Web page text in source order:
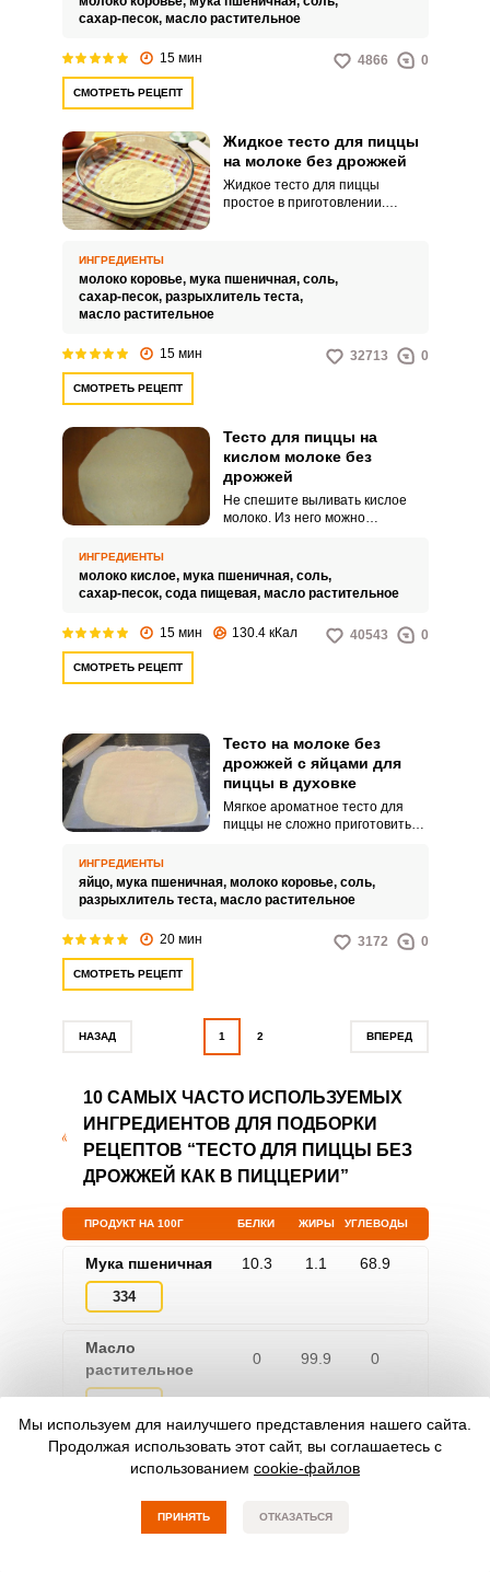
сахар-песок, масло растительное
15 мин 4866 0
СМОТРЕТЬ РЕЦЕПТ
Жидкое тесто для пиццы
на молоке без дрожжей
Жидкое тесто для пиццы
простое в приготовлении.
ИНГРЕДИЕНТЫ
молоко коровье, мука пшеничная, соль,
сахар-песок, разрыхлитель теста,
масло растительное
15 мин 32713 0
СМОТРЕТЬ РЕЦЕПТ
Тесто для пиццы на
кислом молоке без
дрожжей
Не спешите выливать кислое
молоко. Из него можно
ИНГРЕДИЕНТЫ
молоко кислое, мука пшеничная, соль,
сахар-песок, сода пищевая, масло растительное
15 мин 130.4 кКал 40543 0
СМОТРЕТЬ РЕЦЕПТ
Тесто на молоке без
дрожжей с яйцами для
пиццы в духовке
Мягкое ароматное тесто для
пиццы не сложно приготовить
предполагает использования
дрожжей.
ИНГРЕДИЕНТЫ
яйцо, мука пшеничная, молоко коровье, соль,
разрыхлитель теста, масло растительное
20 мин 3172 0
СМОТРЕТЬ РЕЦЕПТ
НАЗАД 1 2 ВПЕРЕД
10 САМЫХ ЧАСТО ИСПОЛЬЗУЕМЫХ
ИНГРЕДИЕНТОВ ДЛЯ ПОДБОРКИ
РЕЦЕПТОВ “ТЕСТО ДЛЯ ПИЦЦЫ БЕЗ
ДРОЖЖЕЙ КАК В ПИЦЦЕРИИ”
ПРОДУКТ НА 100Г БЕЛКИ ЖИРЫ УГЛЕВОДЫ
Мука пшеничная
334
10.3 1.1 68.9
Масло
растительное
0 99.9 0
Яйцо 12.7 11.5 0.7
Сахар-песок
Мы используем для наилучшего представления нашего сайта.
Продолжая использовать этот сайт, вы соглашаетесь с
использованием cookie-файлов
ПРИНЯТЬ ОТКАЗАТЬСЯ